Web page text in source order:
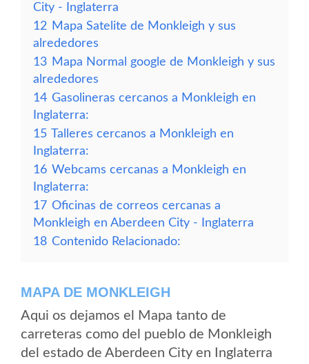
City - Inglaterra
12 Mapa Satelite de Monkleigh y sus
alrededores
13 Mapa Normal google de Monkleigh y sus
alrededores
14 Gasolineras cercanos a Monkleigh en
Inglaterra:
15 Talleres cercanos a Monkleigh en
Inglaterra:
16 Webcams cercanas a Monkleigh en
Inglaterra:
17 Oficinas de correos cercanas a
Monkleigh en Aberdeen City - Inglaterra
18 Contenido Relacionado:
MAPA DE MONKLEIGH
Aqui os dejamos el Mapa tanto de
carreteras como del pueblo de Monkleigh
del estado de Aberdeen City en Inglaterra